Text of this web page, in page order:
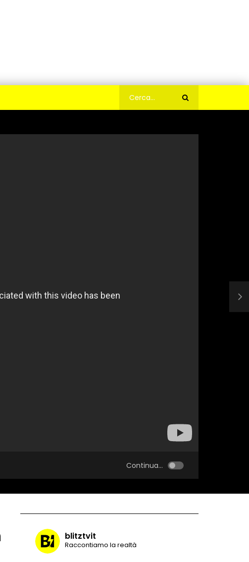
Continua...
blitztvit
Raccontiamo la realtà